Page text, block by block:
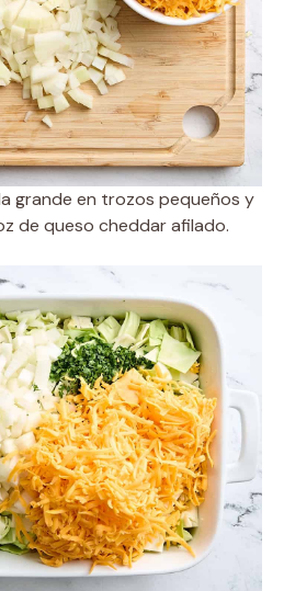
grande en trozos pequeños y
de queso cheddar afilado.